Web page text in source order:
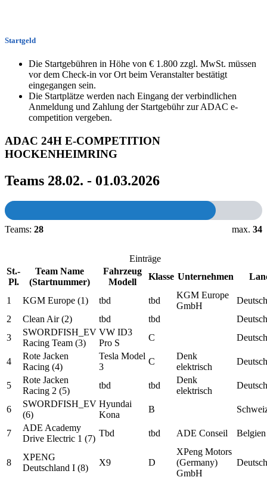
Startgeld
Die Startgebühren in Höhe von € 1.800 zzgl. MwSt. müssen
vor dem Check-in vor Ort beim Veranstalter bestätigt
eingegangen sein.
Die Startplätze werden nach Eingang der verbindlichen
Anmeldung und Zahlung der Startgebühr zur ADAC e-
competition vergeben.
ADAC 24H E-COMPETITION
HOCKENHEIMRING
Teams 28.02. - 01.03.2026
Teams: 28 max. 34
Einträge
St.-
Pl.
Team Name
(Startnummer)
Fahrzeug
Modell
Klasse Unternehmen
1 KGM Europe (1) tbd tbd
KGM Europe
GmbH
2
Clean Air (2) tbd tbd
3
SWORDFISH_EV
Racing Team (3)
VW ID3
Pro S
C
4
Rote Jacken
Racing (4)
Tesla Model
3
C
Denk
elektrisch
5
Rote Jacken
Racing 2 (5)
tbd tbd
Denk
elektrisch
6
SWORDFISH_EV
(6)
Hyundai
Kona
B
7
ADE Academy
Drive Electric 1 (7)
Tbd tbd ADE Conseil Belgien
8
XPENG
Deutschland I (8)
X9 D
XPeng Motors
(Germany)
GmbH